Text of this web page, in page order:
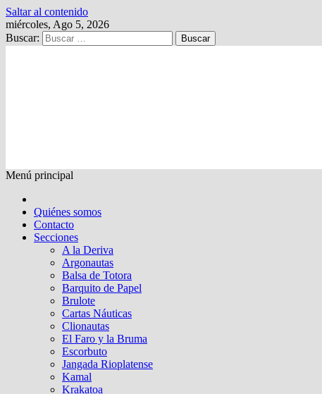
Saltar al contenido
miércoles, Ago 5, 2026
Buscar:
Menú principal
Quiénes somos
Contacto
Secciones
A la Deriva
Argonautas
Balsa de Totora
Barquito de Papel
Brulote
Cartas Náuticas
Clionautas
El Faro y la Bruma
Escorbuto
Jangada Rioplatense
Kamal
Krakatoa